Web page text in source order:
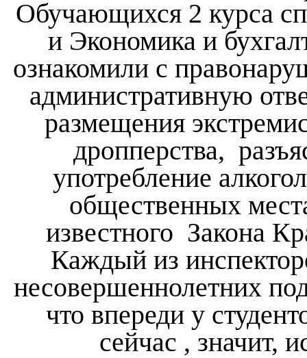
Обучающихся 2 курса
и Экономика и
ознакомили с
административную
размещения
дропперства,
употребление
общественных
известного Закона
Каждый из
несовершеннолетних
что впереди у
сейчас , значит,